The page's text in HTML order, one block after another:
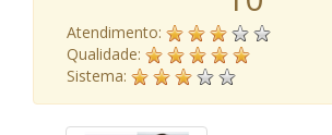
Atendimento:
Qualidade:
Sistema: